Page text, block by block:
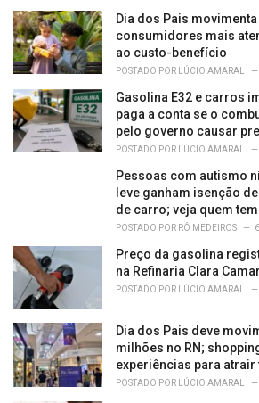
e
s
:
Dia dos Pais
consumidores mais
ao custo-benefício
POSTADO POR LÚCIO AMARAL
Gasolina E32 e carros
paga a conta se o
pelo governo causar
POSTADO POR LÚCIO AMARAL
Pessoas com autismo
leve ganham isenção
de carro; veja quem
POSTADO POR RÔ MEDEIROS
Preço da gasolina
na Refinaria Clara
POSTADO POR LÚCIO AMARAL
Dia dos Pais deve
milhões no RN;
experiências para
POSTADO POR LÚCIO AMARAL